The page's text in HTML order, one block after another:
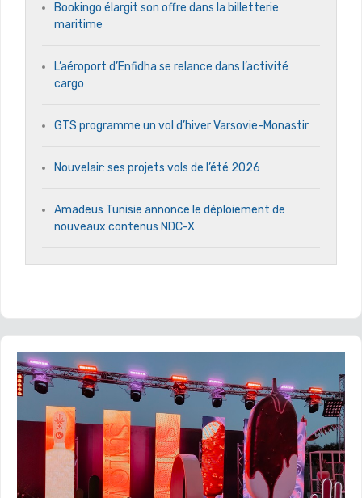
Bookingo élargit son offre dans la billetterie
maritime
L’aéroport d’Enfidha se relance dans l’activité
cargo
GTS programme un vol d’hiver Varsovie-Monastir
Nouvelair: ses projets vols de l’été 2026
Amadeus Tunisie annonce le déploiement de
nouveaux contenus NDC-X